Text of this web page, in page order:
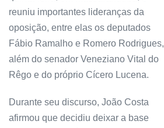
reuniu importantes lideranças da
oposição, entre elas os deputados
Fábio Ramalho e Romero Rodrigues,
além do senador Veneziano Vital do
Rêgo e do próprio Cícero Lucena.
Durante seu discurso, João Costa
afirmou que decidiu deixar a base